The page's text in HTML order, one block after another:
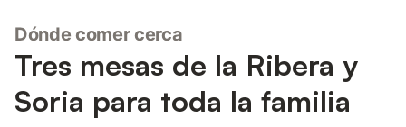
Dónde comer cerca
Tres mesas de la Ribera y
Soria para toda la familia